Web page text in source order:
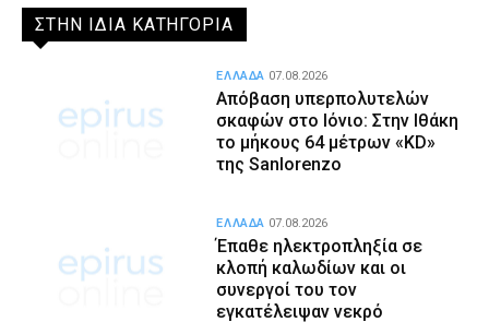
ΣΤΗΝ ΙΔΙΑ ΚΑΤΗΓΟΡΙΑ
Απόβαση υπερπολυτελών
σκαφών στο Ιόνιο: Στην Ιθάκη
το μήκους 64 μέτρων «KD»
της Sanlorenzo
ΕΛΛΑΔΑ 07.08.2026
Έπαθε ηλεκτροπληξία σε
κλοπή καλωδίων και οι
συνεργοί του τον
εγκατέλειψαν νεκρό
ΕΛΛΑΔΑ 07.08.2026